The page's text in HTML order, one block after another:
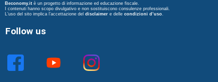
Beconomy.it è un progetto di informazione ed educazione fiscale.
I contenuti hanno scopo divulgativo e non sostituiscono consulenze professionali.
L’uso del sito implica l’accettazione del disclaimer e delle condizioni d’uso
Follow us